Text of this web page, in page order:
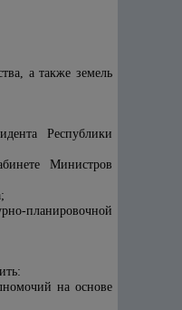
а также земель
Республики
Министров
планировочной
на основе